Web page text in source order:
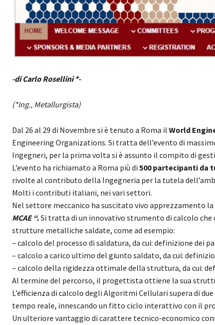
-di Carlo Rosellini *-
(*Ing., Metallurgista)
Dal 26 al 29 di Novembre si è tenuto a Roma il World
Engineering Organizations. Si tratta dell’evento di
Ingegneri, per la prima volta si è assunto il compito di
L’evento ha richiamato a Roma più di 500 partecipanti da
rivolte al contributo della Ingegneria per la tutela
Molti i contributi italiani, nei vari settori.
Nel settore meccanico ha suscitato vivo apprezzamento
MCAE “.Si tratta di un innovativo strumento di calcolo
strutture metalliche saldate, come ad esempio:
– calcolo del processo di saldatura, da cui: definizione dei
– calcolo a carico ultimo del giunto saldato, da cui:
– calcolo della rigidezza ottimale della struttura, da cui:
Al termine del percorso, il progettista ottiene la sua
L’efficienza di calcolo degli Algoritmi Cellulari supera di
tempo reale, innescando un fitto ciclo interattivo con il
Un ulteriore vantaggio di carattere tecnico-economico